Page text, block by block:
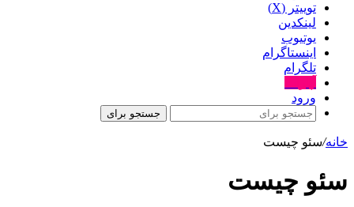
توییتر (X)
لینکدین
یوتیوب
اینستاگرام
تلگرام
ورود
جستجو برای
خانه/سئو چیست
سئو چیست